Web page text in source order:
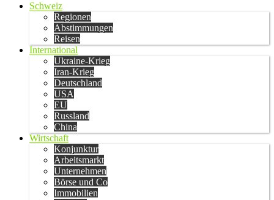
Schweiz
Regionen
Abstimmungen
Reisen
International
Ukraine-Krieg
Iran-Krieg
Deutschland
USA
EU
Russland
China
Wirtschaft
Konjunktur
Arbeitsmarkt
Unternehmen
Börse und Co
Immobilien